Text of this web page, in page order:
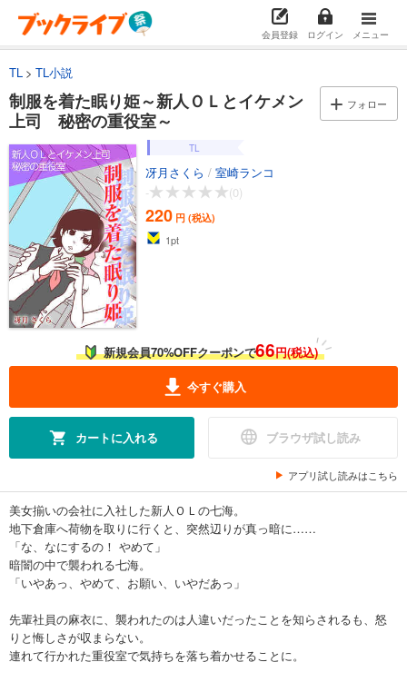
会員登録 ログイン メニュー
TL TL小説
制服を着た眠り姫～新人ＯＬとイケメン
上司 秘密の重役室～
フォロー
TL
冴月さくら / 室崎ランコ
-
(0)
220 円 (税込)
1pt
新規会員70%OFFクーポンで66円(税込)
今すぐ購入
カートに入れる ブラウザ試し読み
アプリ試し読みはこちら
美女揃いの会社に入社した新人ＯＬの七海。
地下倉庫へ荷物を取りに行くと、突然辺りが真っ暗に……
「な、なにするの！ やめて」
暗闇の中で襲われる七海。
「いやあっ、やめて、お願い、いやだあっ」
先輩社員の麻衣に、襲われたのは人違いだったことを知らされるも、怒
りと悔しさが収まらない。
連れて行かれた重役室で気持ちを落ち着かせることに。